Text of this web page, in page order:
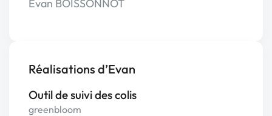
Evan BOISSONNOT
Réalisations d’Evan
Outil de suivi des colis
greenbloom